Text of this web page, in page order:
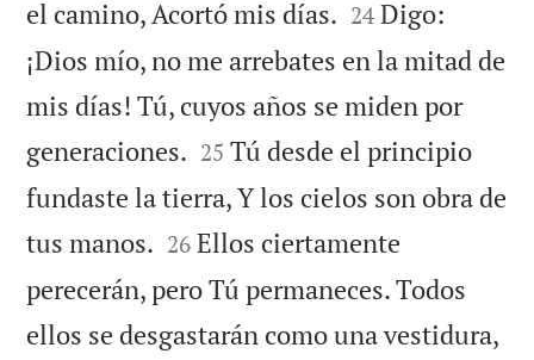
el camino, Acortó mis días. 

24 Digo:
¡Dios mío, no me arrebates en la mitad de
mis días! Tú, cuyos años se miden por
generaciones. 

25 Tú desde el principio
fundaste la tierra, Y los cielos son obra de
tus manos. 

26 Ellos ciertamente
perecerán, pero Tú permaneces. Todos
ellos se desgastarán como una vestidura,